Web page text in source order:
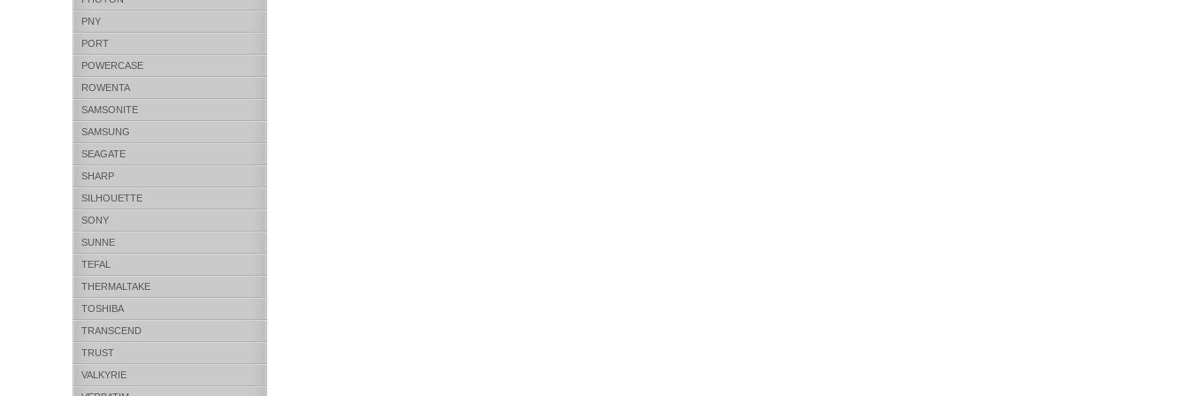
PNY
PORT
POWERCASE
ROWENTA
SAMSONITE
SAMSUNG
SEAGATE
SHARP
SILHOUETTE
SONY
SUNNE
TEFAL
THERMALTAKE
TOSHIBA
TRANSCEND
TRUST
VALKYRIE